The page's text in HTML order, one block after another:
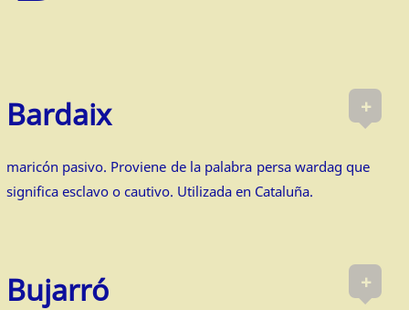
+
Bardaix
maricón pasivo. Proviene de la palabra persa wardag que
significa esclavo o cautivo. Utilizada en Cataluña.
+
Bujarró